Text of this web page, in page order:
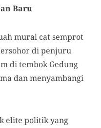
Baru
mural cat semprot
di penjuru
di tembok Gedung
dan menyambangi
elite politik yang